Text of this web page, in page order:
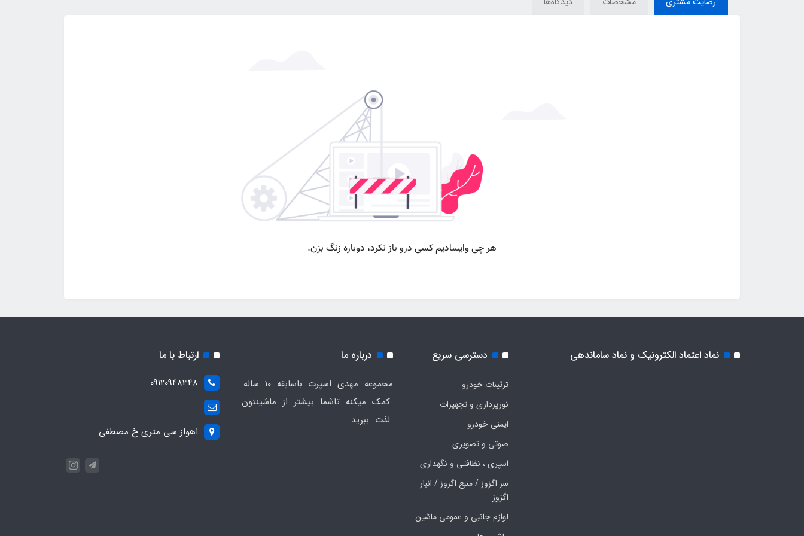
نماد اعتماد الکترونیک و نماد ساماندهی دسترسی سریع
تزئینات خودرو
نورپردازی و تجهیزات
ایمنی خودرو
صوتی و تصویری
اسپری ، نظافتی و نگهداری
سر اگزوز / منبع اگزوز / انبار
اگزوز
لوازم جانبی و عمومی ماشین
درباره ما
مجموعه مهدی اسپرت باسابقه 10 ساله
کمک میکنه تاشما بیشتر از ماشینتون
لذت ببرید
ارتباط با ما
09120948348
اهواز سی متری خ مصطفی